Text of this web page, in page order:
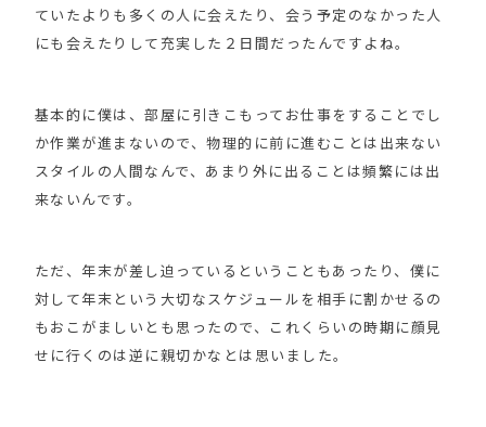
ていたよりも多くの人に会えたり、会う予定のなかった人
にも会えたりして充実した２日間だったんですよね。
基本的に僕は、部屋に引きこもってお仕事をすることでし
か作業が進まないので、物理的に前に進むことは出来ない
スタイルの人間なんで、あまり外に出ることは頻繁には出
来ないんです。
ただ、年末が差し迫っているということもあったり、僕に
対して年末という大切なスケジュールを相手に割かせるの
もおこがましいとも思ったので、これくらいの時期に顔見
せに行くのは逆に親切かなとは思いました。